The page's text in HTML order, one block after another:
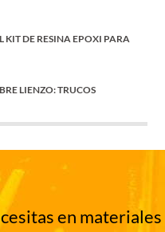
KIT DE RESINA EPOXI PARA
LIENZO: TRUCOS
en materiales